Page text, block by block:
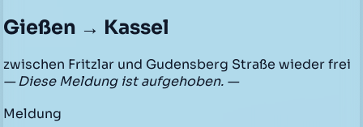
Gießen → Kassel
zwischen Fritzlar und Gudensberg Straße wieder frei
— Diese Meldung ist aufgehoben. —
Meldung